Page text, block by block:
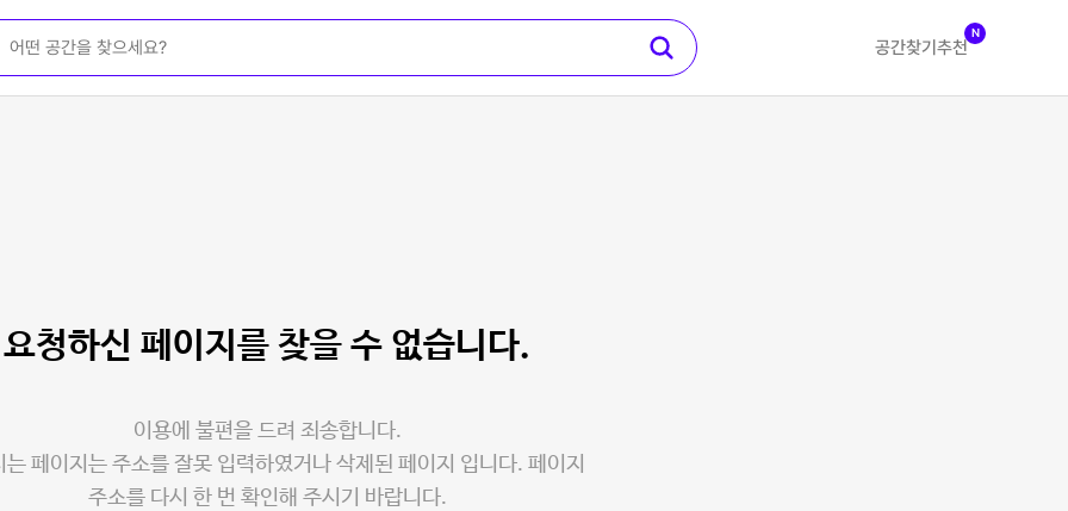
공간찾기 추천
N
요청하신 페이지를 찾을 수 없습니다.
이용에 불편을 드려 죄송합니다.
는 페이지는 주소를 잘못 입력하였거나 삭제된 페이지 입니다. 페이지
주소를 다시 한 번 확인해 주시기 바랍니다.